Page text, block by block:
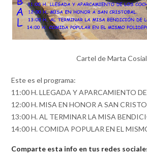
Cartel de Marta
Este es el programa:
11:00 H. LLEGADA Y APARCAMIENTO
12:00 H. MISA EN HONOR A SAN
13:00 H. AL TERMINAR LA MISA
14:00 H. COMIDA POPULAR EN EL
Comparte esta info en tus redes